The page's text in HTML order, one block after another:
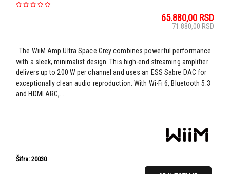
65.880,00 RSD
71.880,00RSD
The WiiM Amp Ultra Space Grey combines powerful performance
with a sleek, minimalist design. This high-end streaming amplifier
delivers up to 200 W per channel and uses an ESS Sabre DAC for
exceptionally clean audio reproduction. With Wi-Fi 6, Bluetooth 5.3
and HDMI ARC,...
Šifra: 20030